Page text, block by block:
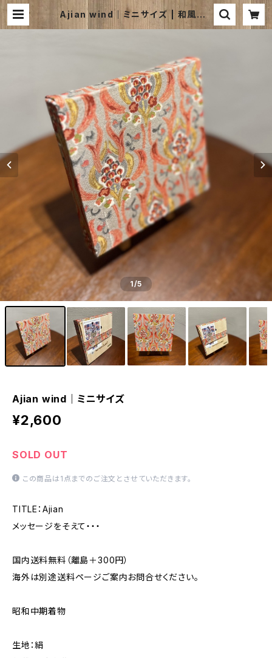
Ajian wind｜ミニサイズ | 和風ファ
ブリックパネルのお店｜kimono bo
1/5
Ajian wind｜ミニサイズ
¥2,600
SOLD OUT
この商品は1点までのご注文とさせていただきます。
TITLE：Ajian
メッセージをそえて・・・
国内送料無料（離島＋300円）
海外は別途送料ページご案内お問合せください。
昭和中期着物
生地：絹